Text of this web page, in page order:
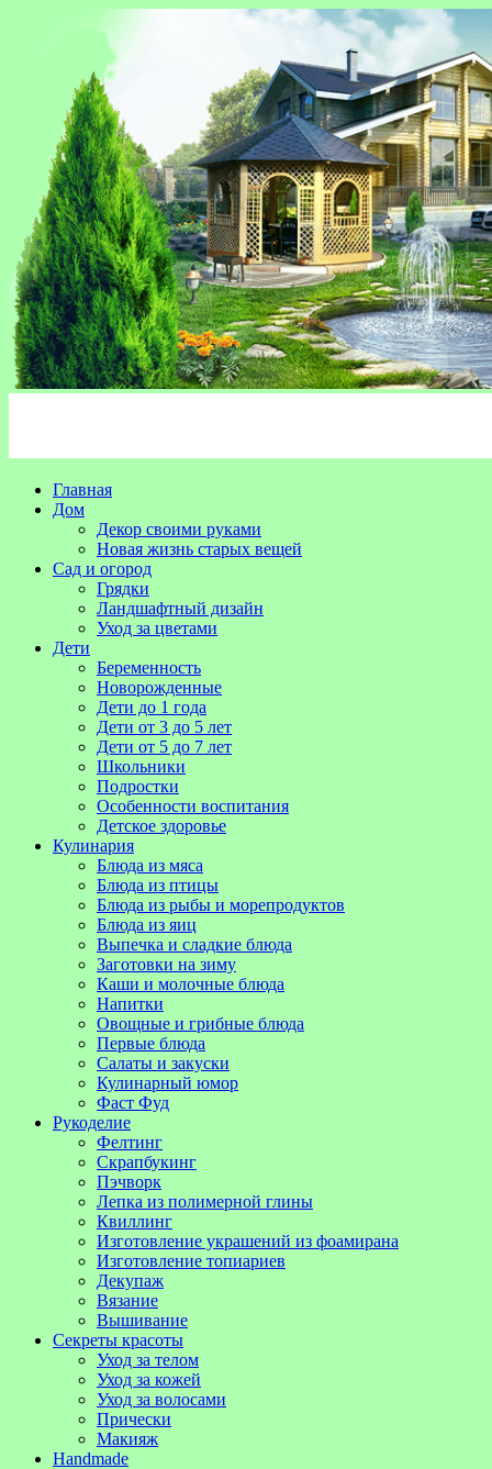
Главная
Дом
Декор своими руками
Новая жизнь старых вещей
Сад и огород
Грядки
Ландшафтный дизайн
Уход за цветами
Дети
Беременность
Новорожденные
Дети до 1 года
Дети от 3 до 5 лет
Дети от 5 до 7 лет
Школьники
Подростки
Особенности воспитания
Детское здоровье
Кулинария
Блюда из мяса
Блюда из птицы
Блюда из рыбы и морепродуктов
Блюда из яиц
Выпечка и сладкие блюда
Заготовки на зиму
Каши и молочные блюда
Напитки
Овощные и грибные блюда
Первые блюда
Салаты и закуски
Кулинарный юмор
Фаст Фуд
Рукоделие
Фелтинг
Скрапбукинг
Пэчворк
Лепка из полимерной глины
Квиллинг
Изготовление украшений из фоамирана
Изготовление топиариев
Декупаж
Вязание
Вышивание
Секреты красоты
Уход за телом
Уход за кожей
Уход за волосами
Прически
Макияж
Handmade